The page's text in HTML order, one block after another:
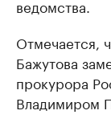
ведомства.
Отмечается,
Бажутова
прокурора
Владимиром